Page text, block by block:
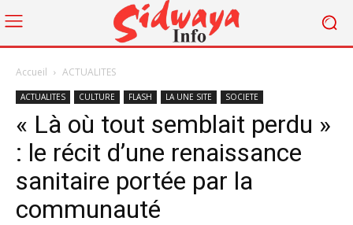
Accueil ACTUALITES
ACTUALITES CULTURE FLASH LA UNE SITE SOCIETE
« Là où tout semblait perdu »
: le récit d’une renaissance
sanitaire portée par la
communauté